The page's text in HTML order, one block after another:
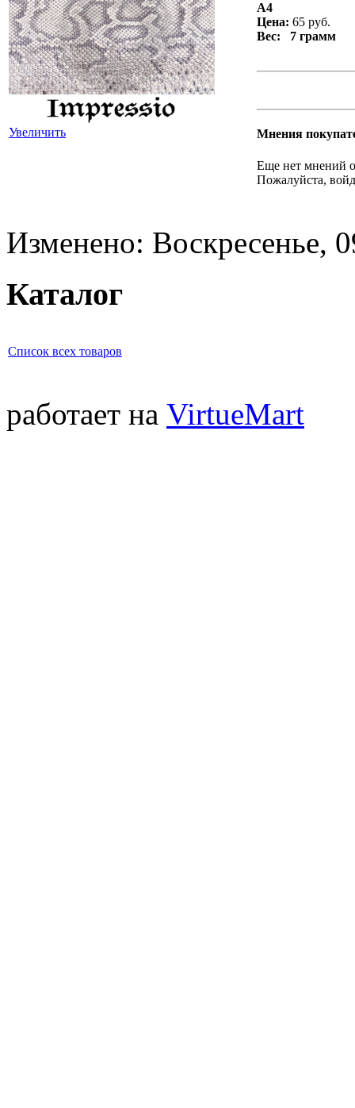
Увеличить
A4
Цена: 65 руб.
Вес: 7 грамм
Мнения
Еще нет мнений
Пожалуйста,
Изменено: Воскресенье,
Каталог
Список всех товаров
работает на VirtueMart